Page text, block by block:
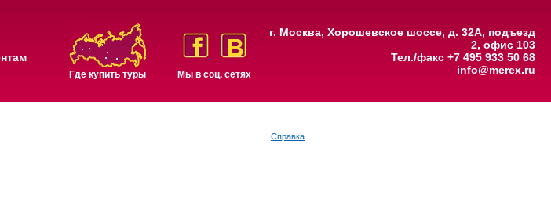
Где купить туры Мы в соц. сетях
г. Москва, Хорошевское шоссе, д. 32А, подъезд
2, офис 103
Тел./факс +7 495 933 50 68
info@merex.ru
Справка